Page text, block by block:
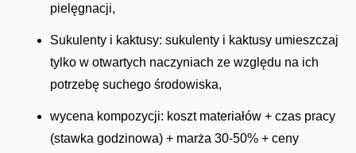
pielęgnacji,
Sukulenty i kaktusy: sukulenty i kaktusy umieszczaj
tylko w otwartych naczyniach ze względu na ich
potrzebę suchego środowiska,
wycena kompozycji: koszt materiałów + czas pracy
(stawka godzinowa) + marża 30-50% + ceny